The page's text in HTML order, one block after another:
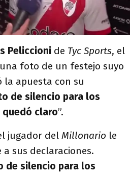
Peliccioni de Tyc Sports, el
foto de un festejo suyo
la apuesta con su
de silencio para los
quedó claro”.
jugador del Millonario le
sus declaraciones.
de silencio para los